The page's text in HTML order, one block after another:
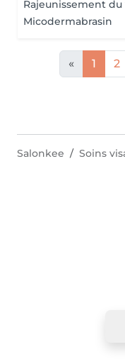
Rajeunissement du
Micodermabrasin
« 1 2
Salonkee Soins